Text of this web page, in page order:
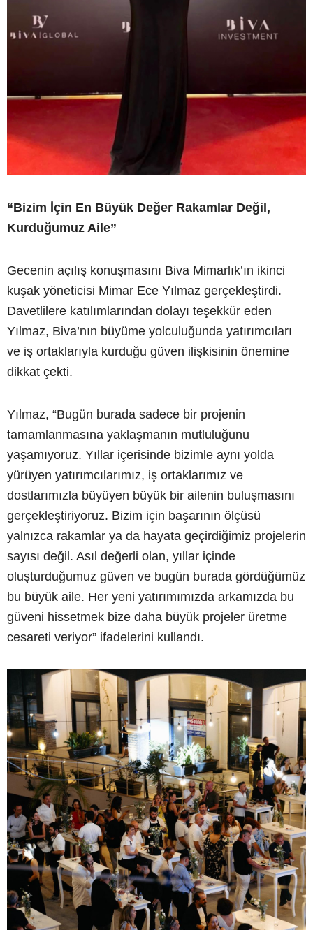
“Bizim İçin En Büyük Değer Rakamlar Değil,
Kurduğumuz Aile”
Gecenin açılış konuşmasını Biva Mimarlık’ın ikinci
kuşak yöneticisi Mimar Ece Yılmaz gerçekleştirdi.
Davetlilere katılımlarından dolayı teşekkür eden
Yılmaz, Biva’nın büyüme yolculuğunda yatırımcıları
ve iş ortaklarıyla kurduğu güven ilişkisinin önemine
dikkat çekti.
Yılmaz, “Bugün burada sadece bir projenin
tamamlanmasına yaklaşmanın mutluluğunu
yaşamıyoruz. Yıllar içerisinde bizimle aynı yolda
yürüyen yatırımcılarımız, iş ortaklarımız ve
dostlarımızla büyüyen büyük bir ailenin buluşmasını
gerçekleştiriyoruz. Bizim için başarının ölçüsü
yalnızca rakamlar ya da hayata geçirdiğimiz projelerin
sayısı değil. Asıl değerli olan, yıllar içinde
oluşturduğumuz güven ve bugün burada gördüğümüz
bu büyük aile. Her yeni yatırımımızda arkamızda bu
güveni hissetmek bize daha büyük projeler üretme
cesareti veriyor” ifadelerini kullandı.